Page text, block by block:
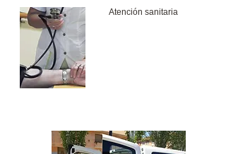
Atención sanitaria